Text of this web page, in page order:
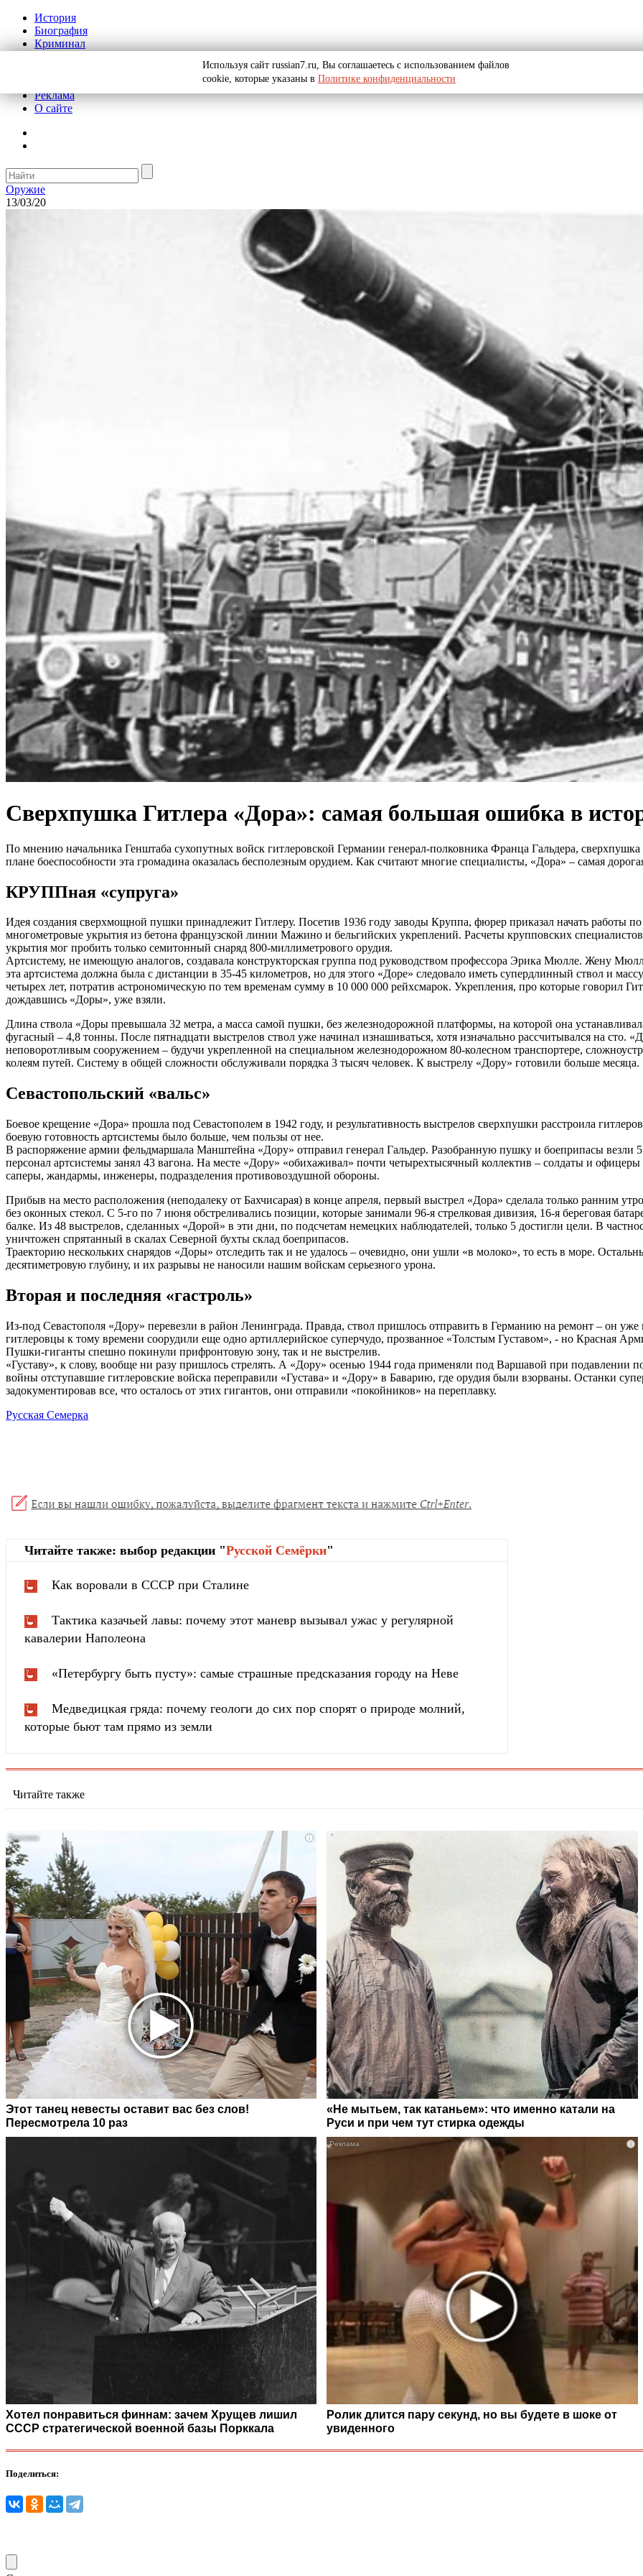
История
Биография
Криминал
Реклама
О сайте
Оружие
13/03/20
Сверхпушка Гитлера «Дора»: самая большая ошибка в
По мнению начальника Генштаба сухопутных войск гитлеровской Германии генерал-полковника Франца Гальдера,
плане боеспособности эта громадина оказалась бесполезным орудием. Как считают многие специалисты, «Дора» – самая
КРУППная «супруга»
Идея создания сверхмощной пушки принадлежит Гитлеру. Посетив 1936 году заводы Круппа, фюрер приказал начать работы
многометровые укрытия из бетона французской линии Мажино и бельгийских укреплений. Расчеты крупповских
укрытия мог пробить только семитонный снаряд 800-миллиметрового орудия.
Артсистему, не имеющую аналогов, создавала конструкторская группа под руководством профессора Эрика Мюлле. Жену
эта артсистема должна была с дистанции в 35-45 километров, но для этого «Доре» следовало иметь супердлинный ствол и
четырех лет, потратив астрономическую по тем временам сумму в 10 000 000 рейхсмарок. Укрепления, про которые говорил
дождавшись «Доры», уже взяли.
Длина ствола «Доры превышала 32 метра, а масса самой пушки, без железнодорожной платформы, на которой она
фугасный – 4,8 тонны. После пятнадцати выстрелов ствол уже начинал изнашиваться, хотя изначально рассчитывался на сто.
неповоротливым сооружением – будучи укрепленной на специальном железнодорожном 80-колесном транспортере,
колеям путей. Систему в общей сложности обслуживали порядка 3 тысяч человек. К выстрелу «Дору» готовили больше месяца.
Севастопольский «вальс»
Боевое крещение «Дора» прошла под Севастополем в 1942 году, и результативность выстрелов сверхпушки расстроила
боевую готовность артсистемы было больше, чем пользы от нее.
В распоряжение армии фельдмаршала Манштейна «Дору» отправил генерал Гальдер. Разобранную пушку и боеприпасы
персонал артсистемы занял 43 вагона. На месте «Дору» «обихаживал» почти четырехтысячный коллектив – солдаты и
саперы, жандармы, инженеры, подразделения противовоздушной обороны.
Прибыв на место расположения (неподалеку от Бахчисарая) в конце апреля, первый выстрел «Дора» сделала только ранним
без оконных стекол. С 5-го по 7 июня обстреливались позиции, которые занимали 96-я стрелковая дивизия, 16-я береговая
балке. Из 48 выстрелов, сделанных «Дорой» в эти дни, по подсчетам немецких наблюдателей, только 5 достигли цели. В
уничтожен спрятанный в скалах Северной бухты склад боеприпасов.
Траекторию нескольких снарядов «Доры» отследить так и не удалось – очевидно, они ушли «в молоко», то есть в море.
десятиметровую глубину, и их разрывы не наносили нашим войскам серьезного урона.
Вторая и последняя «гастроль»
Из-под Севастополя «Дору» перевезли в район Ленинграда. Правда, ствол пришлось отправить в Германию на ремонт – он
гитлеровцы к тому времени соорудили еще одно артиллерийское суперчудо, прозванное «Толстым Густавом», - но Красная
Пушки-гиганты спешно покинули прифронтовую зону, так и не выстрелив.
«Густаву», к слову, вообще ни разу пришлось стрелять. А «Дору» осенью 1944 года применяли под Варшавой при подавлении
войны отступавшие гитлеровские войска переправили «Густава» и «Дору» в Баварию, где орудия были взорваны. Останки
задокументировав все, что осталось от этих гигантов, они отправили «покойников» на переплавку.
Русская Семерка
Читайте также: выбор редакции "Русской Cемёрки"
Как воровали в СССР при Сталине
Тактика казачьей лавы: почему этот маневр вызывал ужас у регулярной
кавалерии Наполеона
«Петербургу быть пусту»: самые страшные предсказания городу на Неве
Медведицкая гряда: почему геологи до сих пор спорят о природе молний,
которые бьют там прямо из земли
Читайте также
i
Этот танец невесты оставит вас без слов!
Пересмотрела 10 раз
«Не мытьем, так катаньем»: что именно катали на
Руси и при чем тут стирка одежды
Хотел понравиться финнам: зачем Хрущев лишил
СССР стратегической военной базы Порккала
i
Ролик длится пару секунд, но вы будете в шоке от
увиденного
Поделиться:
Используя сайт russian7.ru, Вы соглашаетесь с использованием файлов
cookie, которые указаны в Политике конфиденциальности